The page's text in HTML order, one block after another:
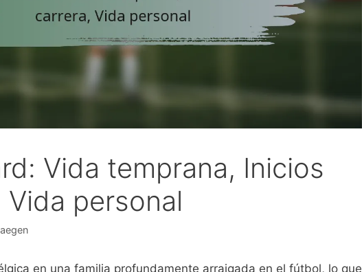
Vida temprana, Inicios
personal
en una familia profundamente arraigada en el fútbol, lo que